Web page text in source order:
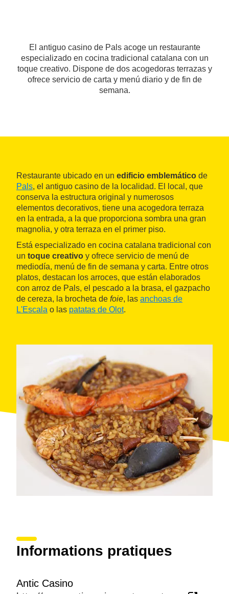
El antiguo casino de Pals acoge un restaurante
especializado en cocina tradicional catalana con un
toque creativo. Dispone de dos acogedoras terrazas y
ofrece servicio de carta y menú diario y de fin de
semana.
Restaurante ubicado en un edificio emblemático de
Pals, el antiguo casino de la localidad. El local, que
conserva la estructura original y numerosos
elementos decorativos, tiene una acogedora terraza
en la entrada, a la que proporciona sombra una gran
magnolia, y otra terraza en el primer piso.
Está especializado en cocina catalana tradicional con
un toque creativo y ofrece servicio de menú de
mediodía, menú de fin de semana y carta. Entre otros
platos, destacan los arroces, que están elaborados
con arroz de Pals, el pescado a la brasa, el gazpacho
de cereza, la brocheta de foie, las anchoas de
L'Escala o las patatas de Olot.
Informations pratiques
Antic Casino